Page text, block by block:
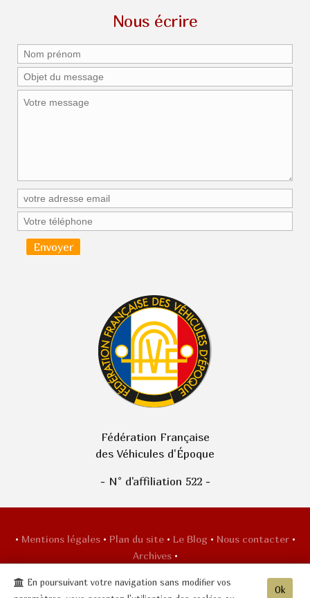
Nous écrire
Fédération Française
des Véhicules d'Époque
- N° d'affiliation 522 -
• Mentions légales • Plan du site • Le Blog • Nous contacter •
Archives •
CASTEL AUTOMOBILE CLUB-15 rue Saint
Ok
En poursuivant votre navigation sans modifier vos